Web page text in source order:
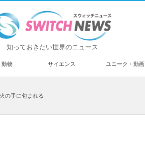
知っておきたい世界のニュース
動物 サイエンス ユニーク・動画
の手に包まれる